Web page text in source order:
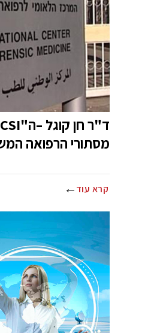
מסתורי הרפואה
קרא עוד